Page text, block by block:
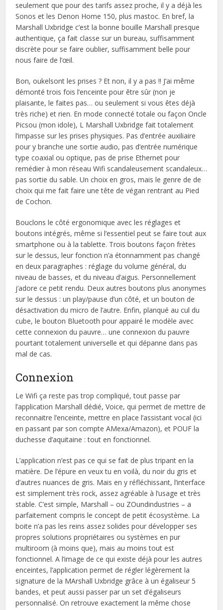
seulement que pour des tarifs assez proche, il y a déjà les
Sonos et les Denon Home 150, plus mastoc. En bref, la
Marshall Uxbridge c’est la bonne bouille Marshall presque
authentique, ça fait classe sur un bureau, suffisamment
discrète pour se faire oublier, suffisamment belle pour
nous faire de l’œil.
Bon, oukelsont les prises ? Et non, il y a pas !! J’ai même
démonté trois fois l’enceinte pour être sûr (non je
plaisante, le faites pas… ou seulement si vous êtes déjà
très riche) et rien. En mode connecté totale ou façon Oncle
Picsou (mon idole), L Marshall Uxbridge fait totalement
l’impasse sur les prises physiques. Pas d’entrée auxiliaire
pour y branche une sortie audio, pas d’entrée numérique
type coaxial ou optique, pas de prise Ethernet pour
remédier à mon réseau Wifi scandaleusement scandaleux…
pas sortie du sable. Un choix en gros, mais le genre de de
choix qui me fait faire une tête de végan rentrant au Pied
de Cochon.
Bouclons le côté ergonomique avec les réglages et
boutons intégrés, même si l’essentiel peut se faire tout aux
smartphone ou à la tablette. Trois boutons façon frètes
sur le dessus, leur fonction n’a étonnamment pas changé
en deux paragraphes : réglage du volume général, du
niveau de basses, et du niveau d’aigus. Personnellement
j’adore ce petit rendu. Deux autres boutons plus anonymes
sur le dessus : un play/pause d’un côté, et un bouton de
désactivation du micro de l’autre. Enfin, planqué au cul du
cube, le bouton Bluetooth pour appairé le modèle avec
cette connexion du pauvre… une connexion du pauvre
pourtant totalement universelle et qui dépanne dans pas
mal de cas.
Connexion
Le Wifi ça reste pas trop compliqué, tout passe par
l’application Marshall dédié, Voice, qui permet de mettre de
reconnaitre l’enceinte, mettre en place l’assistant vocal (ici
en passant par son compte AMexa/Amazon), et POUF la
duchesse d’aquitaine : tout en fonctionnel.
L’application n’est pas ce qui se fait de plus tripant en la
matière. De l’épure en veux tu en voilà, du noir du gris et
d’autres nuances de gris. Mais en y réfléchissant, l’interface
est simplement très rock, assez agréable à l’usage et très
stable. C’est simple, Marshall – ou ZOundindustries – a
parfaitement compris le concept de petit écosystème. La
boite n’a pas les reins assez solides pour développer ses
propres solutions propriétaires ou systèmes en pur
multiroom (à moins que), mais au moins tout est
fonctionnel. A l’image de ce qui existe déjà pour les autres
enceintes, l’application permet de régler légèrement la
signature de la MArshall Uxbridge grâce à un égaliseur 5
bandes, et peut aussi passer par un set d’égaliseurs
personnalisé. On retrouve exactement la même chose